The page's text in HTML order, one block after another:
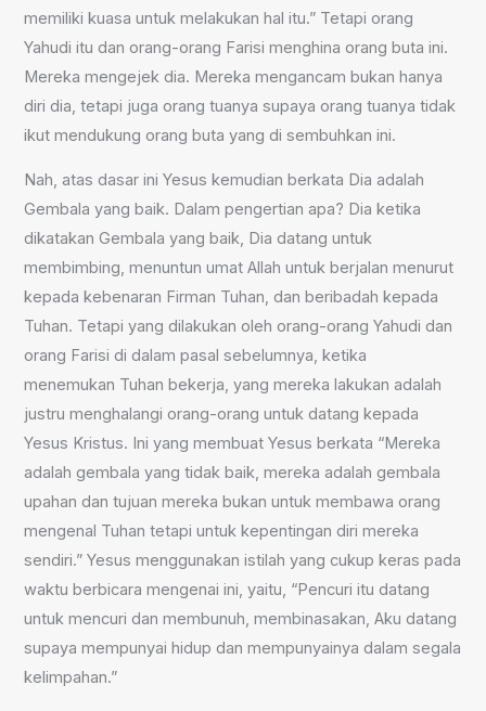
memiliki kuasa untuk melakukan hal itu.” Tetapi orang
Yahudi itu dan orang-orang Farisi menghina orang buta ini.
Mereka mengejek dia. Mereka mengancam bukan hanya
diri dia, tetapi juga orang tuanya supaya orang tuanya tidak
ikut mendukung orang buta yang di sembuhkan ini.
Nah, atas dasar ini Yesus kemudian berkata Dia adalah
Gembala yang baik. Dalam pengertian apa? Dia ketika
dikatakan Gembala yang baik, Dia datang untuk
membimbing, menuntun umat Allah untuk berjalan menurut
kepada kebenaran Firman Tuhan, dan beribadah kepada
Tuhan. Tetapi yang dilakukan oleh orang-orang Yahudi dan
orang Farisi di dalam pasal sebelumnya, ketika
menemukan Tuhan bekerja, yang mereka lakukan adalah
justru menghalangi orang-orang untuk datang kepada
Yesus Kristus. Ini yang membuat Yesus berkata “Mereka
adalah gembala yang tidak baik, mereka adalah gembala
upahan dan tujuan mereka bukan untuk membawa orang
mengenal Tuhan tetapi untuk kepentingan diri mereka
sendiri.” Yesus menggunakan istilah yang cukup keras pada
waktu berbicara mengenai ini, yaitu, “Pencuri itu datang
untuk mencuri dan membunuh, membinasakan, Aku datang
supaya mempunyai hidup dan mempunyainya dalam segala
kelimpahan.”